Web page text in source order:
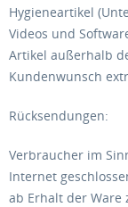
Hygieneartikel
Videos und
Artikel außerhalb
Kundenwunsch
Rücksendungen:
Verbraucher im
Internet
ab Erhalt der Ware